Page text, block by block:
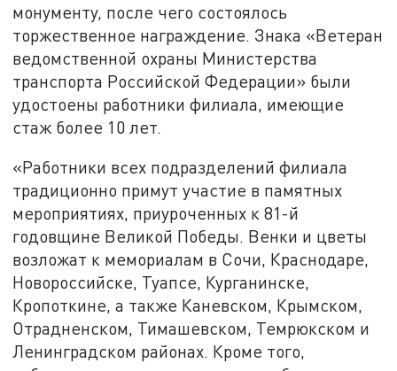
монументу, после чего состоялось
торжественное награждение. Знака «Ветеран
ведомственной охраны Министерства
транспорта Российской Федерации» были
удостоены работники филиала, имеющие
стаж более 10 лет.
«Работники всех подразделений филиала
традиционно примут участие в памятных
мероприятиях, приуроченных к 81-й
годовщине Великой Победы. Венки и цветы
возложат к мемориалам в Сочи, Краснодаре,
Новороссийске, Туапсе, Курганинске,
Кропоткине, а также Каневском, Крымском,
Отрадненском, Тимашевском, Темрюкском и
Ленинградском районах. Кроме того,